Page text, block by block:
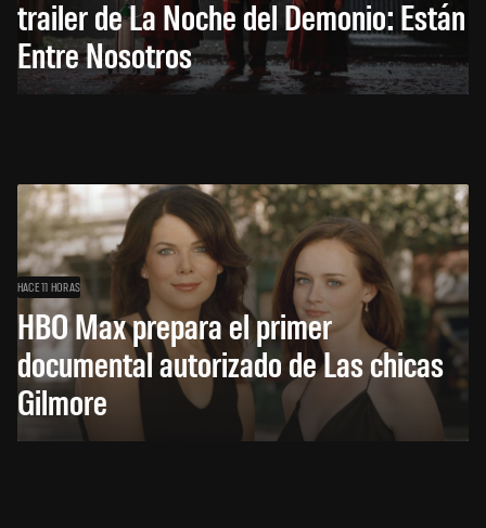
trailer de La Noche del Demonio: Están
Entre Nosotros
HACE 11 HORAS
HBO Max prepara el primer
documental autorizado de Las chicas
Gilmore